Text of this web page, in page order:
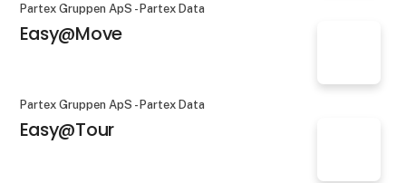
Partex Gruppen ApS - Partex Data
Easy@Move
Partex Gruppen ApS - Partex Data
Easy@Tour